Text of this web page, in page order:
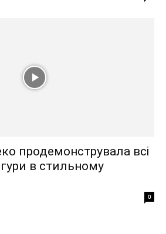
продемонструвала всі
в стильному
0